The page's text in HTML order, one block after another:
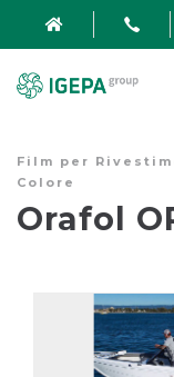
Film per
Colore
Orafol